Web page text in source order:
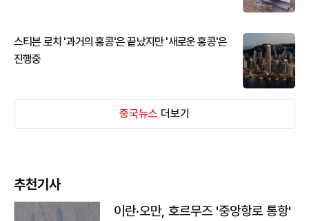
스티븐 로치 '과거의 홍콩'은 끝났지만 '새로운 홍콩'은
진행중
중국뉴스 더보기
추천기사
이란·오만, 호르무즈 '중앙항로 통항'